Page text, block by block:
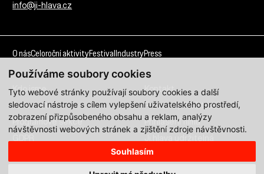
Používáme soubory cookies
Tyto webové stránky používají soubory cookies a další
sledovací nástroje s cílem vylepšení uživatelského prostředí,
zobrazení přizpůsobeného obsahu a reklam, analýzy
návštěvnosti webových stránek a zjištění zdroje návštěvnosti.
Souhlasím
info@ji-hlava.cz
O násCeloroční aktivityFestival IndustryPress
Kdo jsme
Kontakt
Partnerství
Pracovní příležitosti
Programové sekce
Přihlášení filmu
Všechna práva vyhrazena DOC.DREAM services s. r. o.